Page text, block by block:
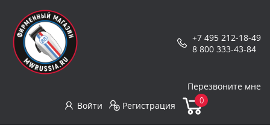
+7 495 212-18-49
8 800 333-43-84
Перезвоните мне
Войти
Регистрация 0